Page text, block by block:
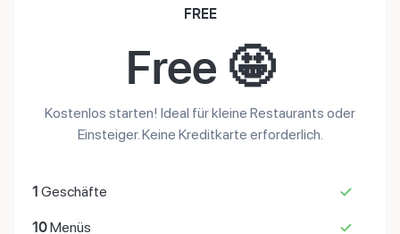
FREE
Free 🤩
Kostenlos starten! Ideal für kleine Restaurants oder
Einsteiger. Keine Kreditkarte erforderlich.
1 Geschäfte
10Menüs